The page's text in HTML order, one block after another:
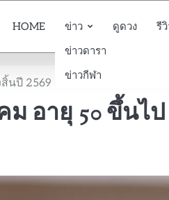
HOME
ข่าว
ข่าวดารา
ข่าวกีฬา
ดูดวง รี
นปี 2569
อายุ 50 ขึ้นไ